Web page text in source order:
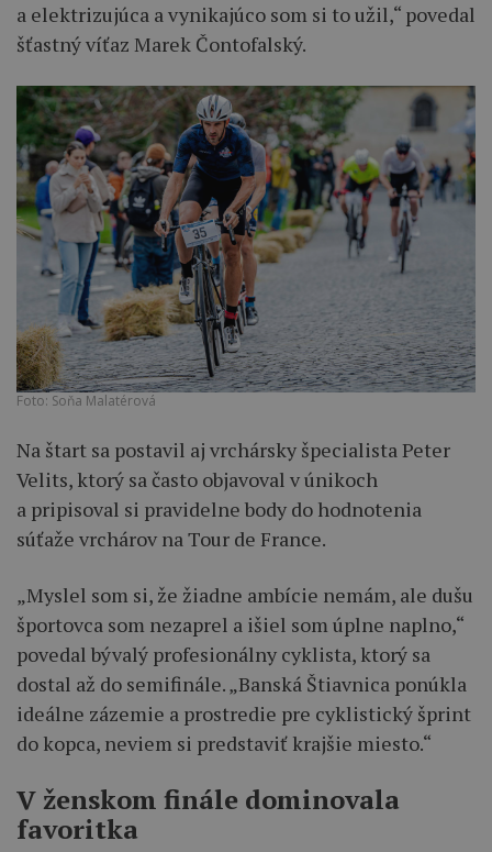
a elektrizujúca a vynikajúco som si to užil,“ povedal
šťastný víťaz Marek Čontofalský.
Foto: Soňa Malatérová
Na štart sa postavil aj vrchársky špecialista Peter
Velits, ktorý sa často objavoval v únikoch
a pripisoval si pravidelne body do hodnotenia
súťaže vrchárov na Tour de France.
„Myslel som si, že žiadne ambície nemám, ale dušu
športovca som nezaprel a išiel som úplne naplno,“
povedal bývalý profesionálny cyklista, ktorý sa
dostal až do semifinále. „Banská Štiavnica ponúkla
ideálne zázemie a prostredie pre cyklistický šprint
do kopca, neviem si predstaviť krajšie miesto.“
V ženskom finále dominovala
favoritka